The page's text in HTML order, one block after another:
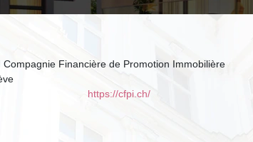
Compagnie Financière de Promotion Immobilière
https://cfpi.ch/